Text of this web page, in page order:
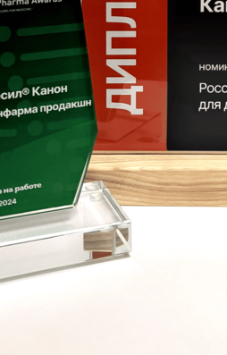
РАЗРАБОТКИ
КАЧЕСТВА